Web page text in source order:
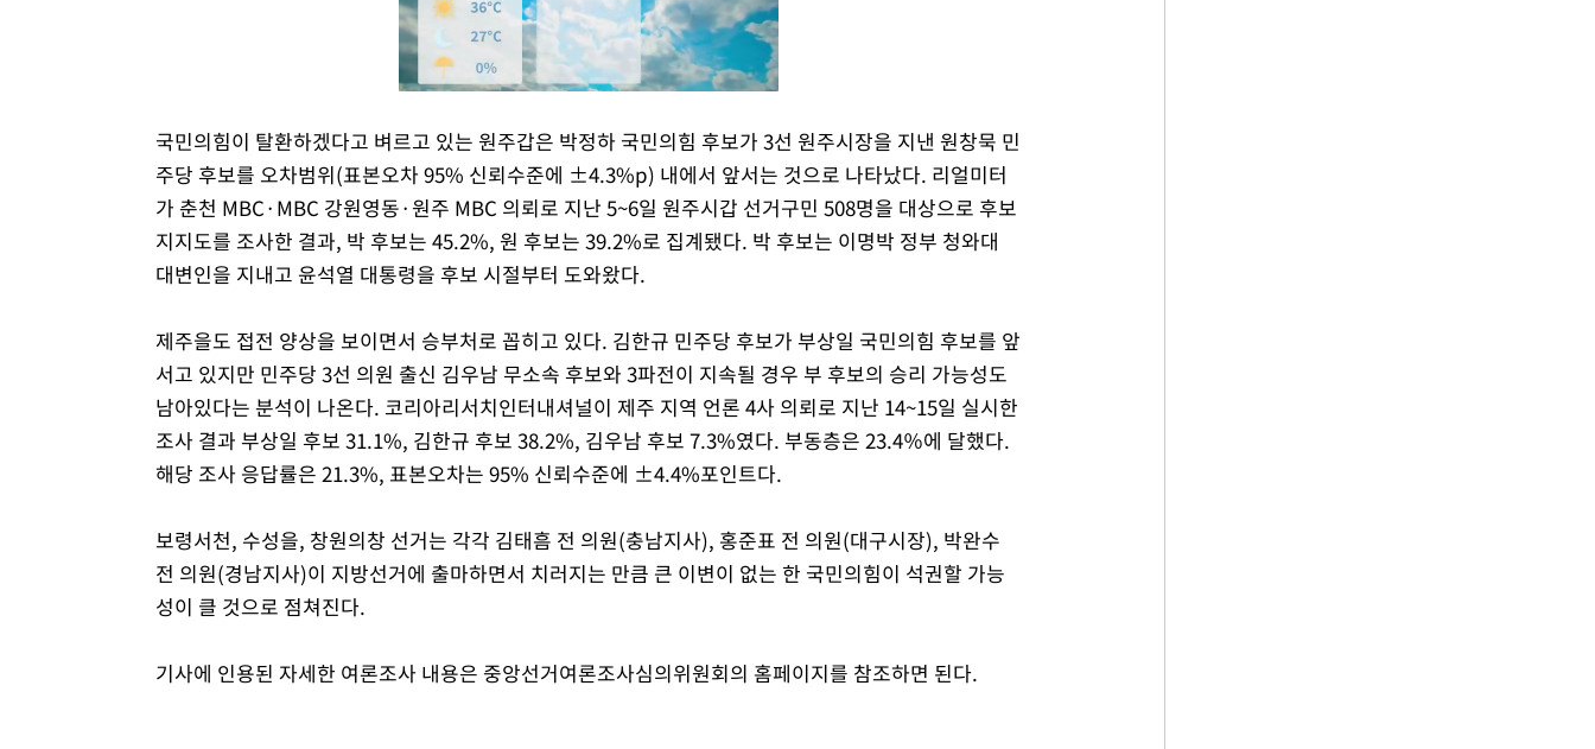
Mute
국민의힘이 탈환하겠다고 벼르고 있는 원주갑은 박정하 국민의힘 후보가 3선 원주시장을 지낸 원창묵 민
주당 후보를 오차범위(표본오차 95% 신뢰수준에 ±4.3%p) 내에서 앞서는 것으로 나타났다. 리얼미터
가 춘천 MBC·MBC 강원영동·원주 MBC 의뢰로 지난 5~6일 원주시갑 선거구민 508명을 대상으로 후보
지지도를 조사한 결과, 박 후보는 45.2%, 원 후보는 39.2%로 집계됐다. 박 후보는 이명박 정부 청와대
대변인을 지내고 윤석열 대통령을 후보 시절부터 도와왔다.
제주을도 접전 양상을 보이면서 승부처로 꼽히고 있다. 김한규 민주당 후보가 부상일 국민의힘 후보를 앞
서고 있지만 민주당 3선 의원 출신 김우남 무소속 후보와 3파전이 지속될 경우 부 후보의 승리 가능성도
남아있다는 분석이 나온다. 코리아리서치인터내셔널이 제주 지역 언론 4사 의뢰로 지난 14~15일 실시한
조사 결과 부상일 후보 31.1%, 김한규 후보 38.2%, 김우남 후보 7.3%였다. 부동층은 23.4％에 달했다.
해당 조사 응답률은 21.3%, 표본오차는 95% 신뢰수준에 ±4.4%포인트다.
보령서천, 수성을, 창원의창 선거는 각각 김태흠 전 의원(충남지사), 홍준표 전 의원(대구시장), 박완수
전 의원(경남지사)이 지방선거에 출마하면서 치러지는 만큼 큰 이변이 없는 한 국민의힘이 석권할 가능
성이 클 것으로 점쳐진다.
기사에 인용된 자세한 여론조사 내용은 중앙선거여론조사심의위원회의 홈페이지를 참조하면 된다.